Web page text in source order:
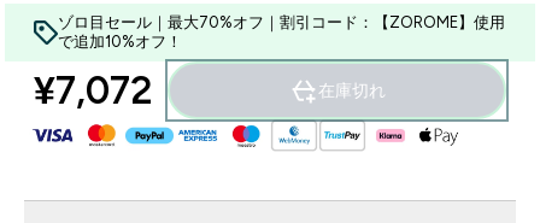
ゾロ目セール｜最大70%オフ｜割引コード：【ZOROME】使用
で追加10%オフ！
¥7,072‎ 在庫切れ